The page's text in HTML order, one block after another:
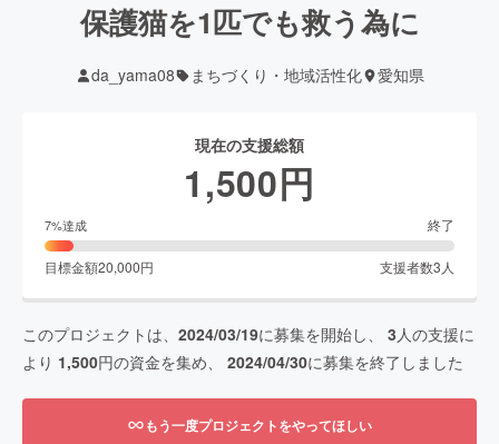
保護猫を1匹でも救う為に
da_yama08 まちづくり・地域活性化 愛知県
現在の支援総額
1,500円
7%達成 終了
目標金額20,000円 支援者数3 人
このプロジェクトは、 2024/03/19に募集を開始し、 3人の支援に
より 1,500円の資金を集め、 2024/04/30に募集を終了しました
もう一度プロジェクトをやってほしい